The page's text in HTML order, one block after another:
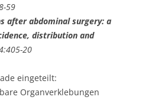
59
after abdominal surgery: a
distribution and
20
eingeteilt:
Organverklebungen